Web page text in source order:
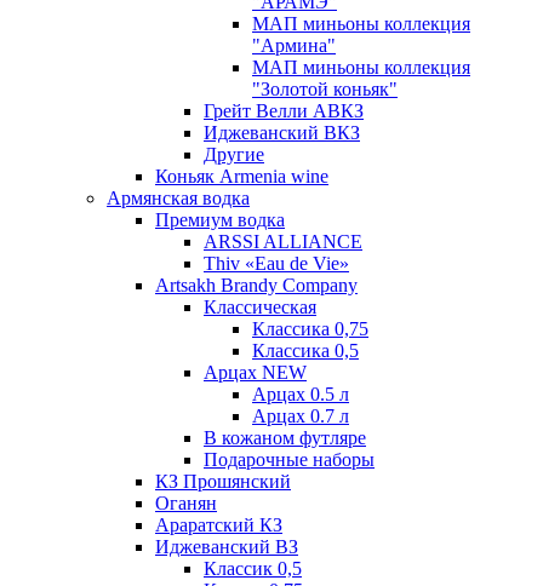
МАП миньоны коллекция
"Армина"
МАП миньоны коллекция
"Золотой коньяк"
Грейт Велли АВКЗ
Иджеванский ВКЗ
Другие
Коньяк Armenia wine
Армянская водка
Премиум водка
ARSSI ALLIANCE
Thiv «Eau de Vie»
Artsakh Brandy Company
Классическая
Классика 0,75
Классика 0,5
Арцах NEW
Арцах 0.5 л
Арцах 0.7 л
В кожаном футляре
Подарочные наборы
КЗ Прошянский
Оганян
Араратский КЗ
Иджеванский ВЗ
Классик 0,5